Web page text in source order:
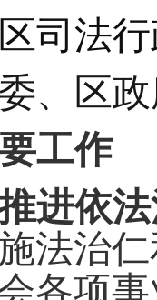
司法
、区
工作
进依
法治
各项